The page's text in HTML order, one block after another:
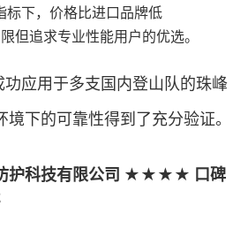
标下，价格比进口品牌低
但追求专业性能用户的优选。
功应用于多支国内登山队的珠峰
下的可靠性得到了充分验证。
护科技有限公司 ★★★★ 口碑